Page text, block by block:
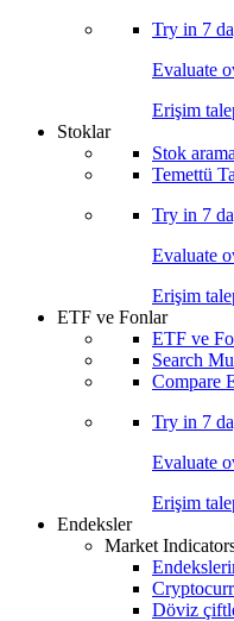
Try in 7
Evaluate
Erişim
Stoklar
Stok arama
Temettü
Try in 7
Evaluate
Erişim
ETF ve Fonlar
ETF ve
Search
Compare
Try in 7
Evaluate
Erişim
Endeksler
Market
Döviz